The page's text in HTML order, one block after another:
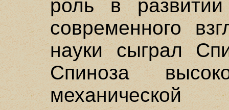
роль в развитии
современного
науки сыграл
Спиноза